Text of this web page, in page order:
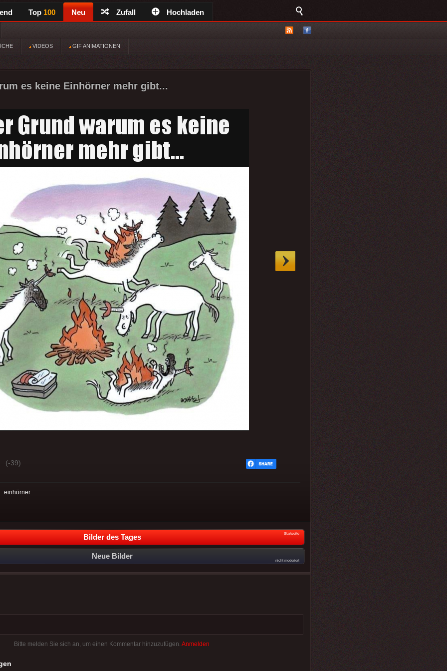
Top 100 Neu Zufall Hochladen
VIDEOS GIF ANIMATIONEN
es keine Einhörner mehr gibt...
(-39)
einhörner
Bilder des Tages Startseite
Neue Bilder
nicht moderiert
Bitte melden Sie sich an, um einen Kommentar hinzuzufügen. Anmelden